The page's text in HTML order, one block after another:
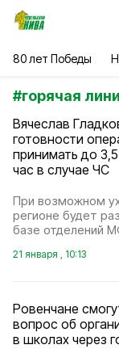
80 лет Победы
#горячая
Вячеслав
готовности
принимать до
час в случае ЧС
При возможном
регионе будет
базе отделений
21 января , 10:13
Ровенчане
вопрос об
в школах через